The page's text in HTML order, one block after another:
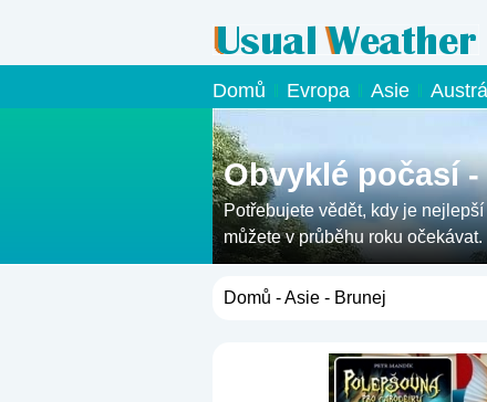
Domů Evropa Asie
Obvyklé počasí
Potřebujete vědět, kdy je
můžete v průběhu roku očekávat.
Domů -Asie- Brunej